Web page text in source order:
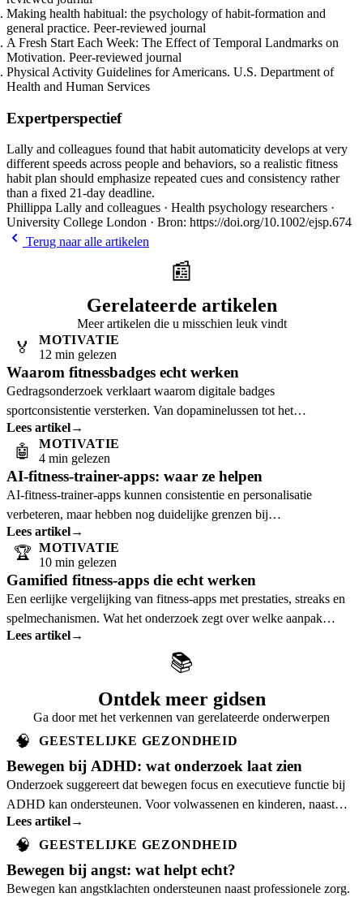
Making health habitual: the psychology of habit-formation and
general practice. Peer-reviewed journal
A Fresh Start Each Week: The Effect of Temporal Landmarks on
Motivation. Peer-reviewed journal
Physical Activity Guidelines for Americans. U.S. Department of
Health and Human Services
Expertperspectief
Lally and colleagues found that habit automaticity develops at very
different speeds across people and behaviors, so a realistic fitness
habit plan should emphasize repeated cues and consistency rather
than a fixed 21-day deadline.
Phillippa Lally and colleagues · Health psychology researchers ·
University College London · Bron: https://doi.org/10.1002/ejsp.674
Terug naar alle artikelen
📰
Gerelateerde artikelen
Meer artikelen die u misschien leuk vindt
🏅
MOTIVATIE
12 min gelezen
Waarom fitnessbadges echt werken
Gedragsonderzoek verklaart waarom digitale badges
sportconsistentie versterken. Van dopaminelussen tot het
doelgradiënt-effect.
Lees artikel→
🤖
MOTIVATIE
4 min gelezen
AI-fitness-trainer-apps: waar ze helpen
AI-fitness-trainer-apps kunnen consistentie en personalisatie
verbeteren, maar hebben nog duidelijke grenzen bij
techniekcorrectie en complexe coaching.
Lees artikel→
🏆 MOTIVATIE
10 min gelezen
Gamified fitness-apps die echt werken
Een eerlijke vergelijking van fitness-apps met prestaties, streaks en
spelmechanismen. Wat het onderzoek zegt over welke aanpak
daadwerkelijk werkt.
Lees artikel→
📚
Ontdek meer gidsen
Ga door met het verkennen van gerelateerde onderwerpen
🧠 GEESTELIJKE GEZONDHEID
Bewegen bij ADHD: wat onderzoek laat zien
Onderzoek suggereert dat bewegen focus en executieve functie bij
ADHD kan ondersteunen. Voor volwassenen en kinderen, naast
professionele zorg.
Lees artikel→
🧠 GEESTELIJKE GEZONDHEID
Bewegen bij angst: wat helpt echt?
Bewegen kan angstklachten ondersteunen naast professionele zorg.